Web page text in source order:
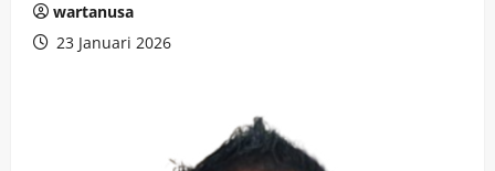
wartanusa
23 Januari 2026